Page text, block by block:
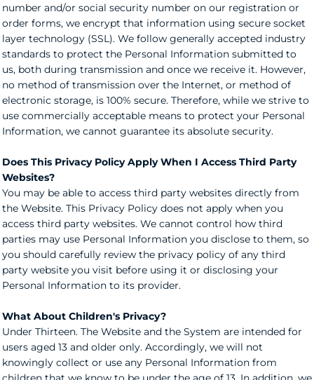
number and/or social security number on our registration or
order forms, we encrypt that information using secure socket
layer technology (SSL). We follow generally accepted industry
standards to protect the Personal Information submitted to
us, both during transmission and once we receive it. However,
no method of transmission over the Internet, or method of
electronic storage, is 100% secure. Therefore, while we strive to
use commercially acceptable means to protect your Personal
Information, we cannot guarantee its absolute security.
Does This Privacy Policy Apply When I Access Third Party
Websites?
You may be able to access third party websites directly from
the Website. This Privacy Policy does not apply when you
access third party websites. We cannot control how third
parties may use Personal Information you disclose to them, so
you should carefully review the privacy policy of any third
party website you visit before using it or disclosing your
Personal Information to its provider.
What About Children's Privacy?
Under Thirteen. The Website and the System are intended for
users aged 13 and older only. Accordingly, we will not
knowingly collect or use any Personal Information from